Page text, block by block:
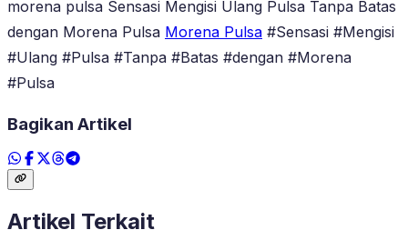
morena pulsa Sensasi Mengisi Ulang Pulsa Tanpa Batas
dengan Morena Pulsa Morena Pulsa #Sensasi #Mengisi
#Ulang #Pulsa #Tanpa #Batas #dengan #Morena
#Pulsa
Bagikan Artikel
Artikel Terkait